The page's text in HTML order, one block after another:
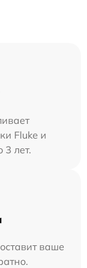
Fluke и
3 лет.
ваше